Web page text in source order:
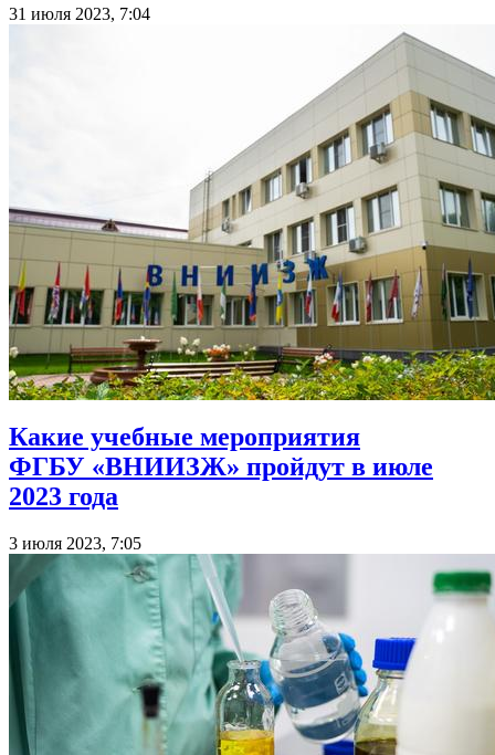
31 июля 2023, 7:04
Какие учебные мероприятия
ФГБУ «ВНИИЗЖ» пройдут в июле
2023 года
3 июля 2023, 7:05